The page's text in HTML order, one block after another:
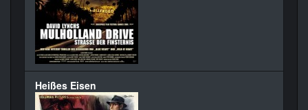
Heißes Eisen